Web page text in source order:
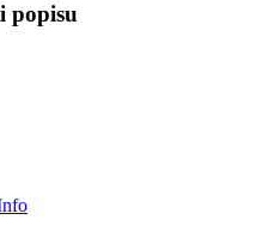
popisu